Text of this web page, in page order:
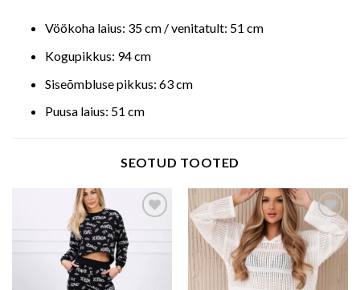
Vöökoha laius: 35 cm / venitatult: 51 cm
Kogupikkus: 94 cm
Siseõmbluse pikkus: 63 cm
Puusa laius: 51 cm
SEOTUD TOOTED
Add to wishlist Add to wishlist